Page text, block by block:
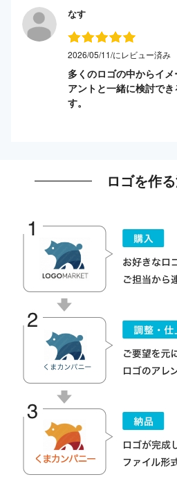
なす
2026/05/11/にレビュー済み
多くのロゴの中からイ
アントと一緒に検討で
す。
ロゴを作